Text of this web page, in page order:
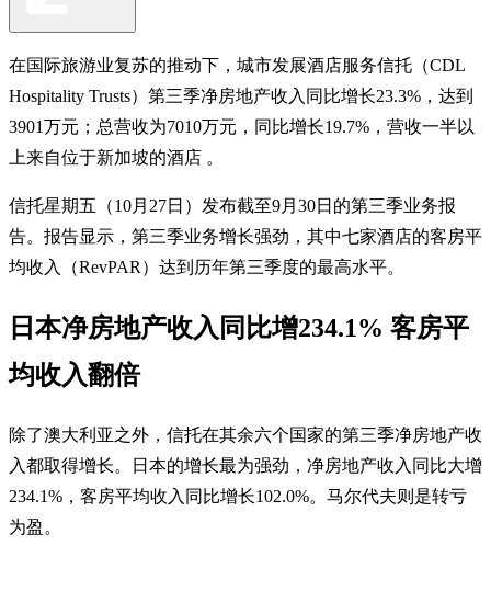
在国际旅游业复苏的推动下，城市发展酒店服务信托（CDL
Hospitality Trusts）第三季净房地产收入同比增长23.3%，达到
3901万元；总营收为7010万元，同比增长19.7%，营收一半以
上来自位于新加坡的酒店 。
信托星期五（10月27日）发布截至9月30日的第三季业务报
告。报告显示，第三季业务增长强劲，其中七家酒店的客房平
均收入（RevPAR）达到历年第三季度的最高水平。
日本净房地产收入同比增234.1% 客房平
均收入翻倍
除了澳大利亚之外，信托在其余六个国家的第三季净房地产收
入都取得增长。日本的增长最为强劲，净房地产收入同比大增
234.1%，客房平均收入同比增长102.0%。马尔代夫则是转亏
为盈。